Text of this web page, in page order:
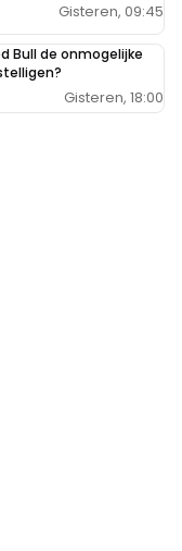
Gisteren, 09:45
Bull de onmogelijke
Gisteren, 18:00